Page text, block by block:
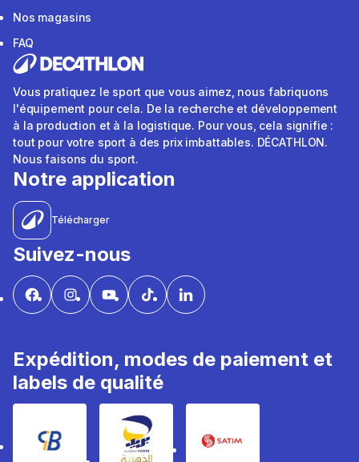
Nos magasins
FAQ
Vous pratiquez le sport que vous aimez, nous fabriquons
l'équipement pour cela. De la recherche et développement
à la production et à la logistique. Pour vous, cela signifie :
tout pour votre sport à des prix imbattables. DÉCATHLON.
Nous faisons du sport.
Notre application
Télécharger
Suivez-nous
Expédition, modes de paiement et
labels de qualité